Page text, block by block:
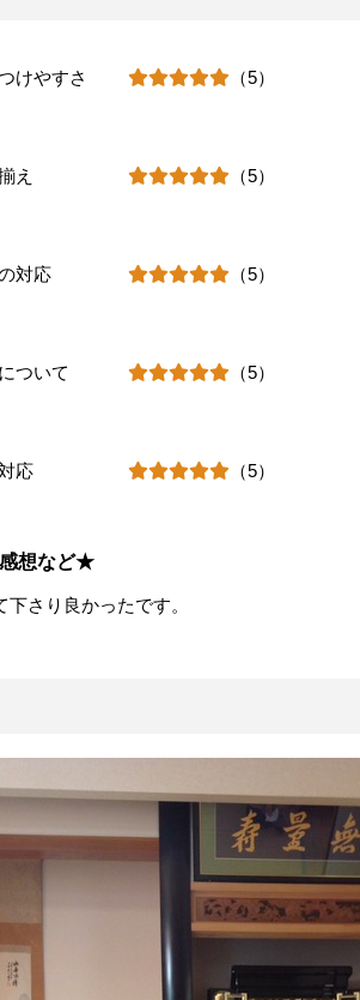
けやすさ （5）
え （5）
対応 （5）
ついて （5）
応 （5）
想など★
さり良かったです。